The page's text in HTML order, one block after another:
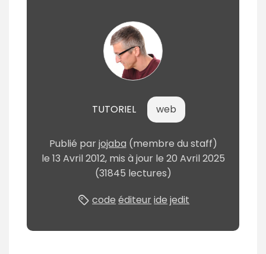
TUTORIEL web
Publié parjojaba (membre du staff)
le 13 Avril 2012, mis à jour le 20 Avril 2025
(31845 lectures)
code éditeuride jedit